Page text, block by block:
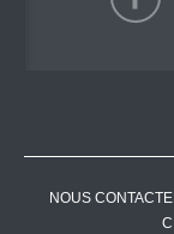
NOUS